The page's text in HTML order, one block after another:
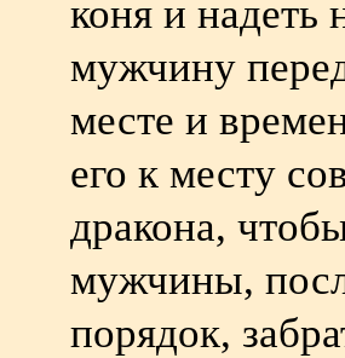
коня и надеть
мужчину
месте и
его к месту
дракона,
мужчины,
порядок,